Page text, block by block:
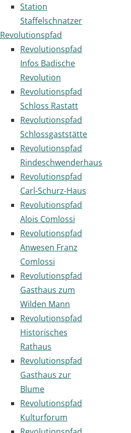
Station
Staffelschnatzer
Revolutionspfad
Revolutionspfad
Infos Badische
Revolution
Revolutionspfad
Schloss Rastatt
Revolutionspfad
Schlossgaststätte
Revolutionspfad
Rindeschwenderhaus
Revolutionspfad
Carl-Schurz-Haus
Revolutionspfad
Alois Comlossi
Revolutionspfad
Anwesen Franz
Comlossi
Revolutionspfad
Gasthaus zum
Wilden Mann
Revolutionspfad
Historisches
Rathaus
Revolutionspfad
Gasthaus zur
Blume
Revolutionspfad
Kulturforum